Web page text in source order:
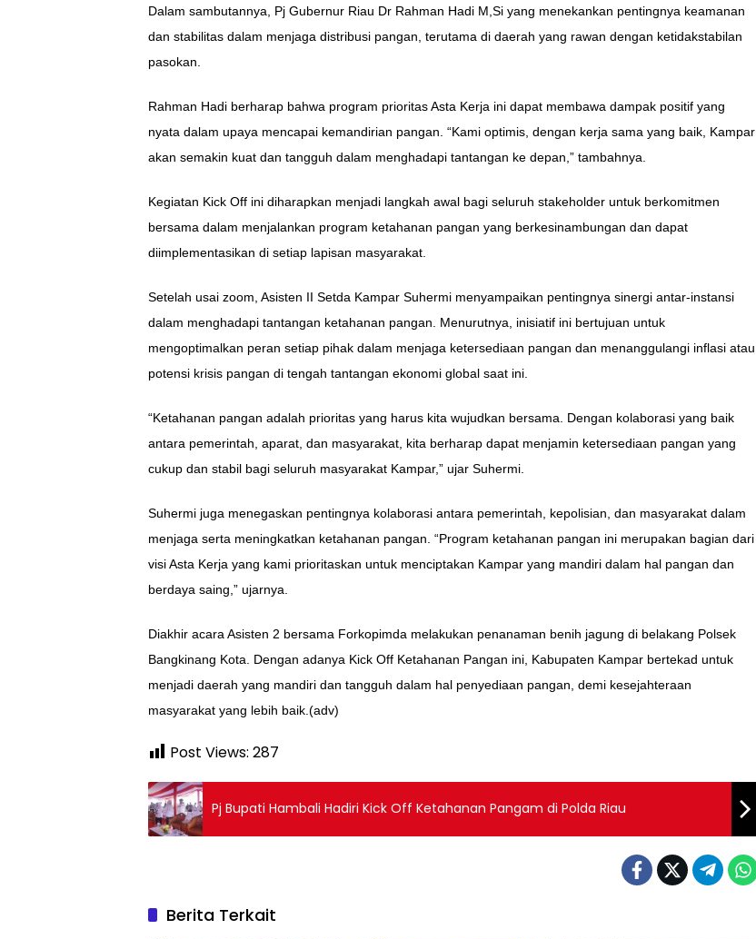
Dalam sambutannya, Pj Gubernur Riau Dr Rahman Hadi M,Si yang menekankan pentingnya keamanan
dan stabilitas dalam menjaga distribusi pangan, terutama di daerah yang rawan dengan ketidakstabilan
pasokan.
Rahman Hadi berharap bahwa program prioritas Asta Kerja ini dapat membawa dampak positif yang
nyata dalam upaya mencapai kemandirian pangan. “Kami optimis, dengan kerja sama yang baik, Kampar
akan semakin kuat dan tangguh dalam menghadapi tantangan ke depan,” tambahnya.
Kegiatan Kick Off ini diharapkan menjadi langkah awal bagi seluruh stakeholder untuk berkomitmen
bersama dalam menjalankan program ketahanan pangan yang berkesinambungan dan dapat
diimplementasikan di setiap lapisan masyarakat.
Setelah usai zoom, Asisten II Setda Kampar Suhermi menyampaikan pentingnya sinergi antar-instansi
dalam menghadapi tantangan ketahanan pangan. Menurutnya, inisiatif ini bertujuan untuk
mengoptimalkan peran setiap pihak dalam menjaga ketersediaan pangan dan menanggulangi inflasi atau
potensi krisis pangan di tengah tantangan ekonomi global saat ini.
“Ketahanan pangan adalah prioritas yang harus kita wujudkan bersama. Dengan kolaborasi yang baik
antara pemerintah, aparat, dan masyarakat, kita berharap dapat menjamin ketersediaan pangan yang
cukup dan stabil bagi seluruh masyarakat Kampar,” ujar Suhermi.
Suhermi juga menegaskan pentingnya kolaborasi antara pemerintah, kepolisian, dan masyarakat dalam
menjaga serta meningkatkan ketahanan pangan. “Program ketahanan pangan ini merupakan bagian dari
visi Asta Kerja yang kami prioritaskan untuk menciptakan Kampar yang mandiri dalam hal pangan dan
berdaya saing,” ujarnya.
Diakhir acara Asisten 2 bersama Forkopimda melakukan penanaman benih jagung di belakang Polsek
Bangkinang Kota. Dengan adanya Kick Off Ketahanan Pangan ini, Kabupaten Kampar bertekad untuk
menjadi daerah yang mandiri dan tangguh dalam hal penyediaan pangan, demi kesejahteraan
masyarakat yang lebih baik.(adv)
Post Views: 287
Pj Bupati Hambali Hadiri Kick Off Ketahanan Pangam di Polda Riau
Berita Terkait